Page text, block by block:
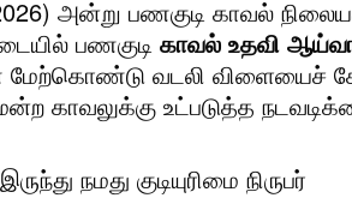
அன்று பணகுடி காவல்
பணகுடி காவல் உதவி
மேற்கொண்டு வடலி விளையைச்
காவலுக்கு உட்படுத்த
நமது குடியுரிமை நிருபர்